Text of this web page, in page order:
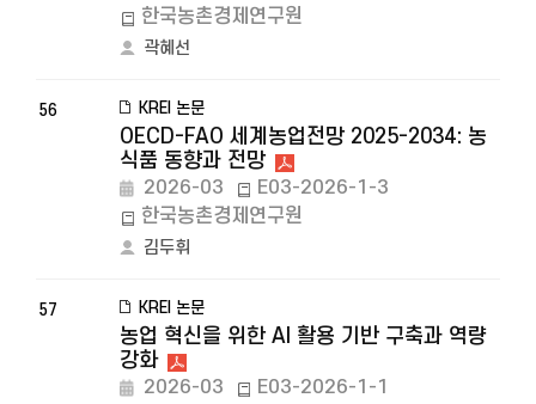
한국농촌경제연구원
곽혜선
56 KREI 논문
OECD-FAO 세계농업전망 2025-2034: 농
식품 동향과 전망
2026-03
E03-2026-1-3
한국농촌경제연구원
김두휘
57 KREI 논문
농업 혁신을 위한 AI 활용 기반 구축과 역량
강화
2026-03
E03-2026-1-1